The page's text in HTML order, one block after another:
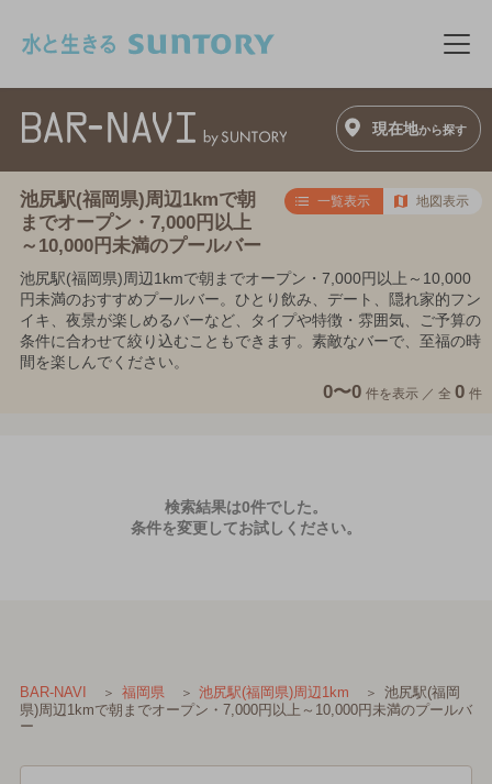
メ
現在地から探す
池尻駅(福岡県)周辺1kmで朝
までオープン・7,000円以上
～10,000円未満のプールバー
一覧表示 地図表示
池尻駅(福岡県)周辺1kmで朝までオープン・7,000円以上～10,000
円未満のおすすめプールバー。ひとり飲み、デート、隠れ家的フン
イキ、夜景が楽しめるバーなど、タイプや特徴・雰囲気、ご予算の
条件に合わせて絞り込むこともできます。素敵なバーで、至福の時
間を楽しんでください。
0〜0 件を表示 ／ 全 0 件
検索結果は0件でした。
条件を変更してお試しください。
BAR-NAVI 福岡県 池尻駅(福岡県)周辺1km
池尻駅(福岡
県)周辺1kmで朝までオープン・7,000円以上～10,000円未満のプールバ
ー